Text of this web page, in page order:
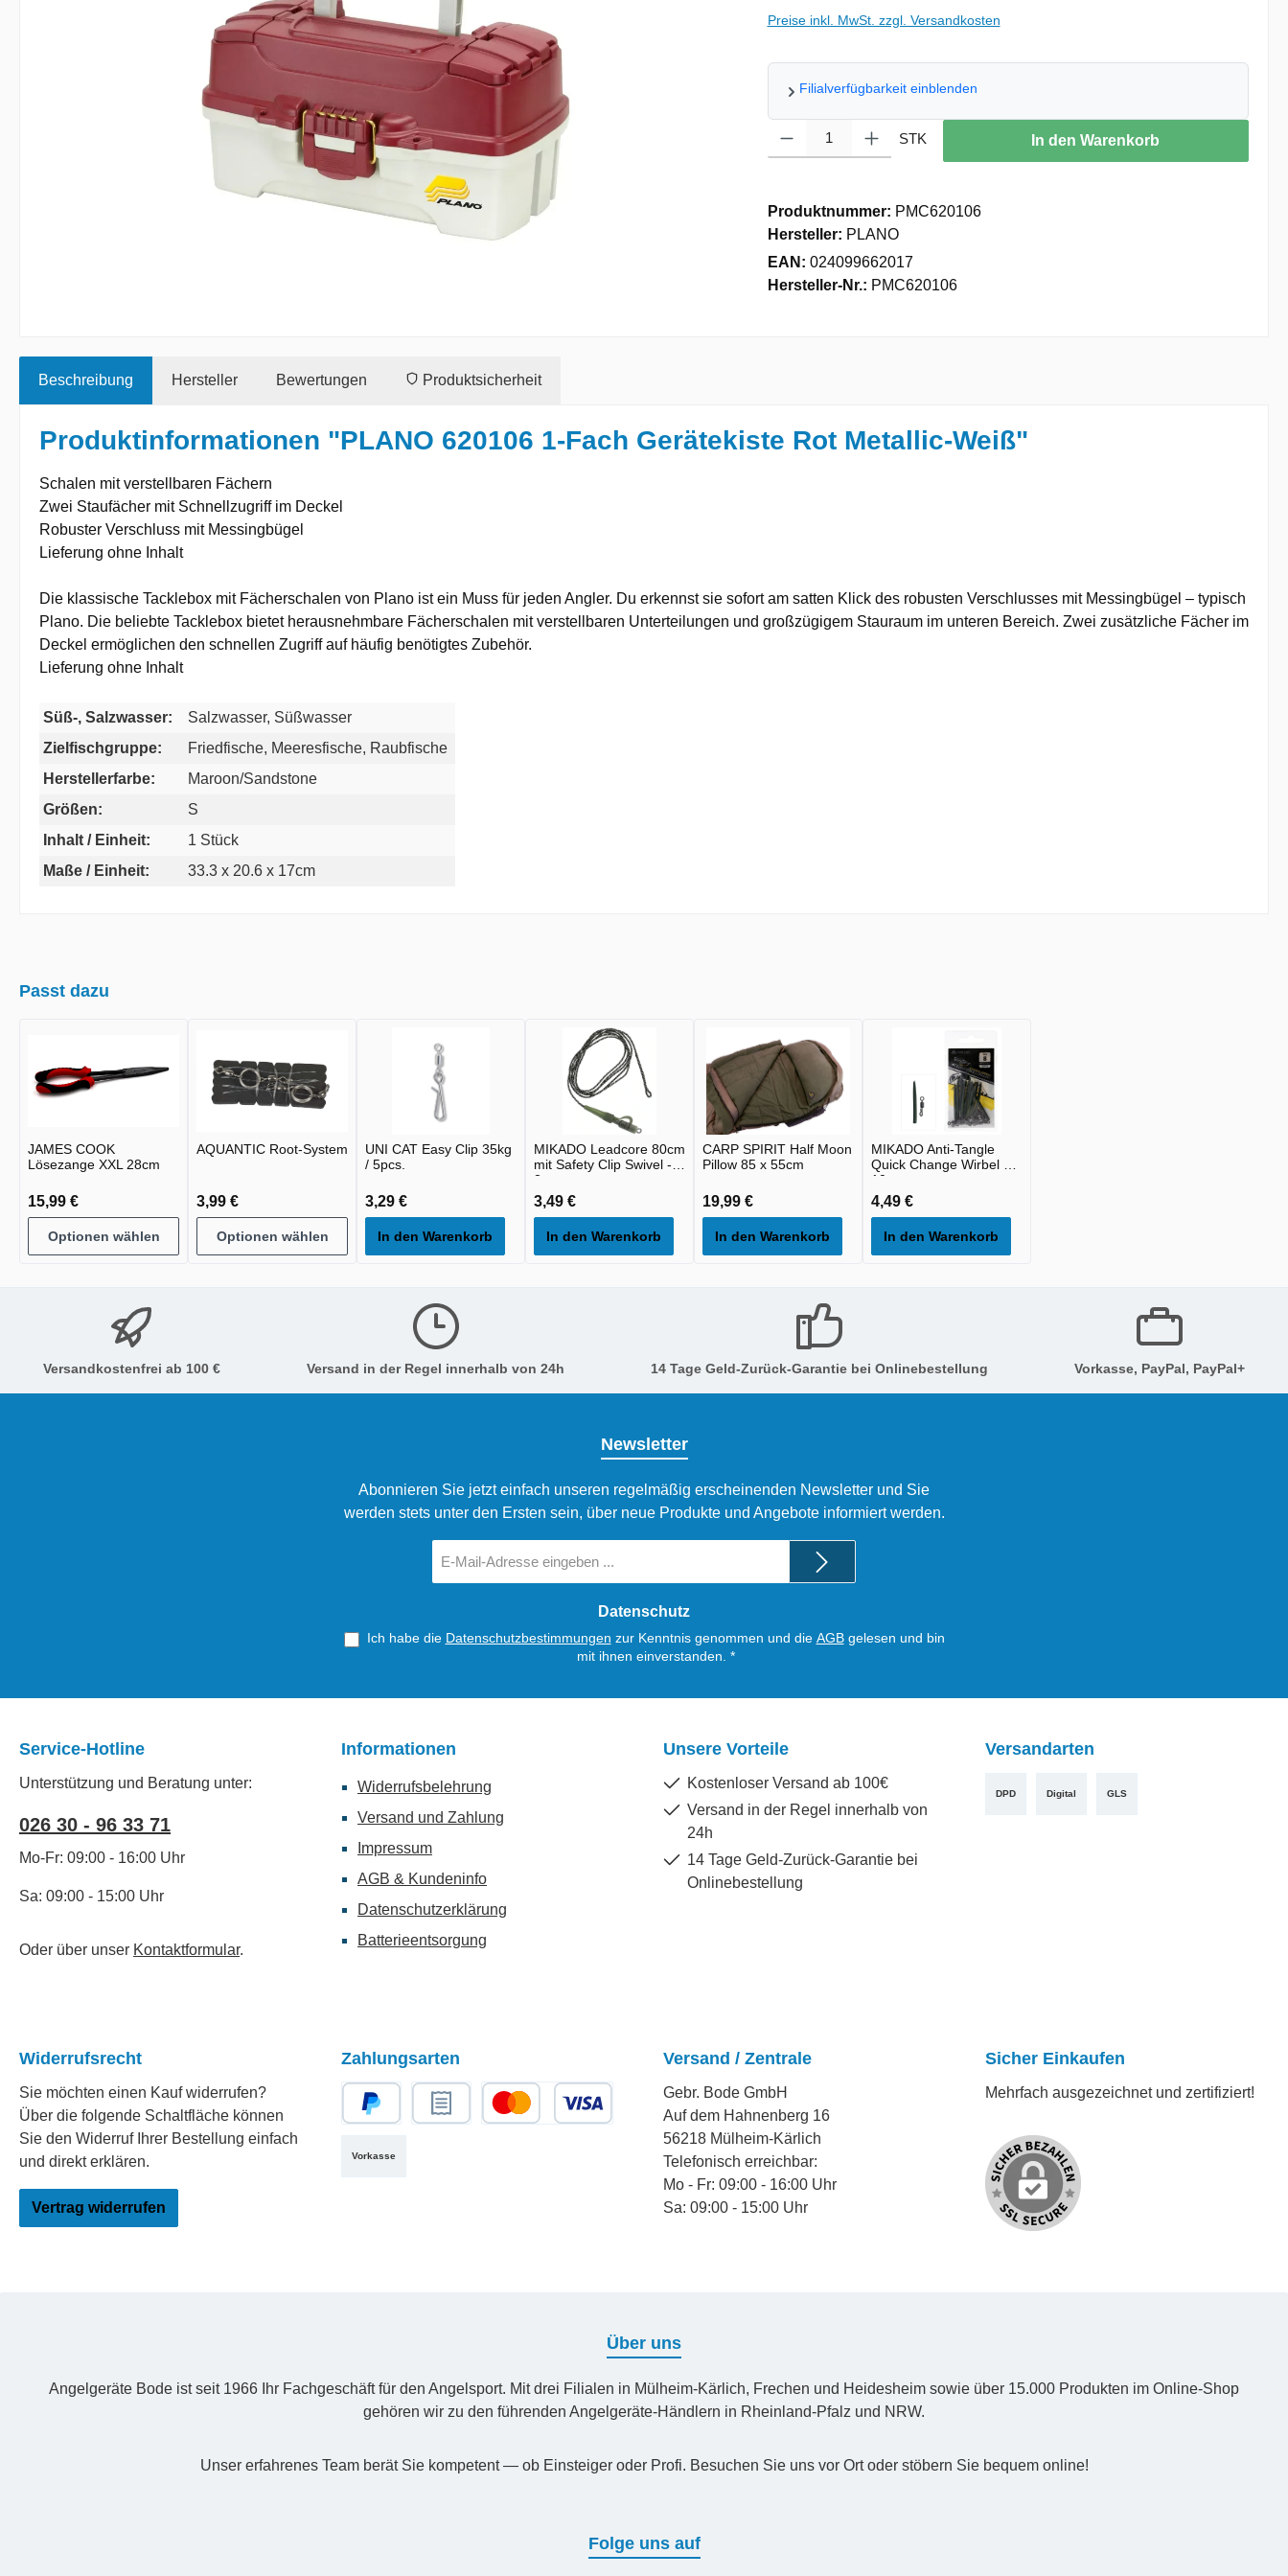
Preise inkl. MwSt. zzgl. Versandkosten
Filialverfügbarkeit einblenden
Produkt Anzahl: Gib den gewünschten Wert ein oder benutze die Schaltflächen um
STK In den Warenkorb
Produktnummer: PMC620106
Hersteller: PLANO
EAN: 024099662017
Hersteller-Nr.: PMC620106
Beschreibung Hersteller Bewertungen Produktsicherheit
Produktinformationen "PLANO 620106 1-Fach Gerätekiste Rot Metallic-Weiß"
Schalen mit verstellbaren Fächern
Zwei Staufächer mit Schnellzugriff im Deckel
Robuster Verschluss mit Messingbügel
Lieferung ohne Inhalt
Die klassische Tacklebox mit Fächerschalen von Plano ist ein Muss für jeden Angler. Du erkennst sie sofort am satten Klick des robusten Verschlusses mit Messingbügel – typisch
Plano. Die beliebte Tacklebox bietet herausnehmbare Fächerschalen mit verstellbaren Unterteilungen und großzügigem Stauraum im unteren Bereich. Zwei zusätzliche Fächer im
Deckel ermöglichen den schnellen Zugriff auf häufig benötigtes Zubehör.
Lieferung ohne Inhalt
Süß-, Salzwasser:
Salzwasser, Süßwasser
Zielfischgruppe:
Friedfische, Meeresfische, Raubfische
Herstellerfarbe:
Maroon/Sandstone
Größen:
S
Inhalt / Einheit:
1 Stück
Maße / Einheit:
33.3 x 20.6 x 17cm
Passt dazu
JAMES COOK
Lösezange XXL 28cm
15,99 €
Optionen wählen
AQUANTIC Root-System
3,99 €
Optionen wählen
UNI CAT Easy Clip 35kg
/ 5pcs.
3,29 €
In den Warenkorb
MIKADO Leadcore 80cm
mit Safety Clip Swivel -
2st
3,49 €
In den Warenkorb
CARP SPIRIT Half Moon
Pillow 85 x 55cm
19,99 €
In den Warenkorb
MIKADO Anti-Tangle
Quick Change Wirbel 8 -
10st
4,49 €
In den Warenkorb
Versandkostenfrei ab 100 € Versand in der Regel innerhalb von 24h 14 Tage Geld-Zurück-Garantie bei Onlinebestellung Vorkasse, PayPal, PayPal+
Newsletter
Abonnieren Sie jetzt einfach unseren regelmäßig erscheinenden Newsletter und Sie
werden stets unter den Ersten sein, über neue Produkte und Angebote informiert werden.
Mail-
Datenschutz
Ich habe die Datenschutzbestimmungen zur Kenntnis genommen und die AGBgelesen und bin
mit ihnen einverstanden. *
Service-Hotline
Unterstützung und Beratung unter:
026 30 - 96 33 71
Mo-Fr: 09:00 - 16:00 Uhr
Sa: 09:00 - 15:00 Uhr
Oder über unser Kontaktformular.
Informationen
Widerrufsbelehrung
Versand und Zahlung
Impressum
AGB & Kundeninfo
Datenschutzerklärung
Batterieentsorgung
Unsere Vorteile
Kostenloser Versand ab 100€
Versand in der Regel innerhalb von
24h
14 Tage Geld-Zurück-Garantie bei
Onlinebestellung
Versandarten
DPD Digital GLS
Widerrufsrecht
Sie möchten einen Kauf widerrufen?
Über die folgende Schaltfläche können
Sie den Widerruf Ihrer Bestellung einfach
und direkt erklären.
Vertrag widerrufen
Zahlungsarten
Vorkasse
Versand / Zentrale
Gebr. Bode GmbH
Auf dem Hahnenberg 16
56218 Mülheim-Kärlich
Telefonisch erreichbar:
Mo - Fr: 09:00 - 16:00 Uhr
Sa: 09:00 - 15:00 Uhr
Sicher Einkaufen
Mehrfach ausgezeichnet und zertifiziert!
Über uns
Angelgeräte Bode ist seit 1966 Ihr Fachgeschäft für den Angelsport. Mit drei Filialen in Mülheim-Kärlich, Frechen und Heidesheim sowie über 15.000 Produkten im Online-Shop
gehören wir zu den führenden Angelgeräte-Händlern in Rheinland-Pfalz und NRW.
Unser erfahrenes Team berät Sie kompetent — ob Einsteiger oder Profi. Besuchen Sie uns vor Ort oder stöbern Sie bequem online!
Folge uns auf